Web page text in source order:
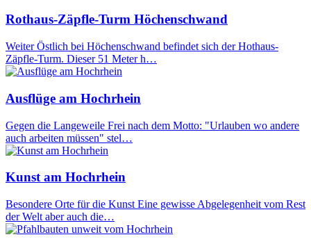
Rothaus-Zäpfle-Turm Höchenschwand
Weiter Östlich bei Höchenschwand befindet sich der Hothaus-
Zäpfle-Turm. Dieser 51 Meter h…
Ausflüge am Hochrhein
Gegen die Langeweile Frei nach dem Motto: "Urlauben wo andere
auch arbeiten müssen" stel…
Kunst am Hochrhein
Besondere Orte für die Kunst Eine gewisse Abgelegenheit vom Rest
der Welt aber auch die…